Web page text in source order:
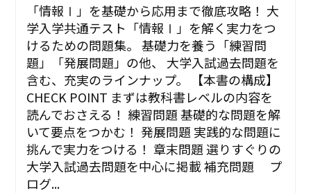
「情報Ⅰ」を基礎から応用まで徹底攻略！ 大
学入学共通テスト「情報Ⅰ」を解く実力をつ
けるための問題集。 基礎力を養う「練習問
題」「発展問題」の他、 大学入試過去問題を
含む、充実のラインナップ。 【本書の構成】
CHECK POINT まずは教科書レベルの内容を
読んでおさえる！ 練習問題 基礎的な問題を解
いて要点をつかむ！ 発展問題 実践的な問題に
挑んで実力をつける！ 章末問題 選りすぐりの
大学入試過去問題を中心に掲載 補充問題 プ
ログ...